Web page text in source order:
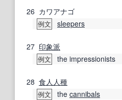
26 カワアナゴ
例文 sleepers
27 印象派
例文 the impressionists
28 食人人種
例文 the cannibals